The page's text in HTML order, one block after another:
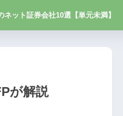
ネット証券会社10選【単元未満】
が解説